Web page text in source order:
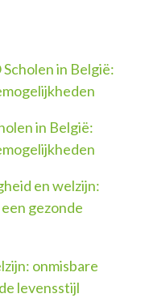
Scholen in België:
in België:
en welzijn:
gezonde
onmisbare
levensstijl